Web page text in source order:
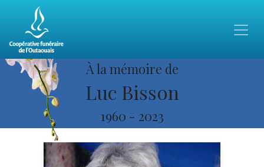
À la mémoire de
Luc Bisson
1960 - 2023